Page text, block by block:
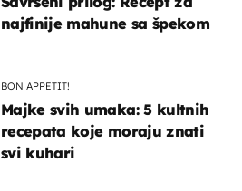
najfinije mahune sa špekom
BON APPETIT!
Majke svih umaka: 5 kultnih
recepata koje moraju znati
svi kuhari